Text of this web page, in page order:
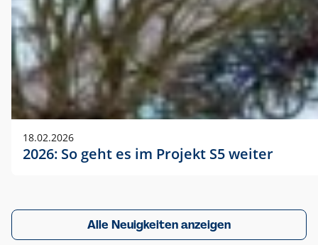
18.02.2026
2026: So geht es im Projekt S5 weiter
Alle Neuigkeiten anzeigen